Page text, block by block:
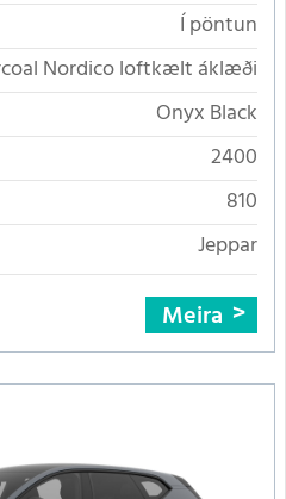
Í pöntun
Nordico loftkælt áklæði
Onyx Black
2400
810
Jeppar
Meira